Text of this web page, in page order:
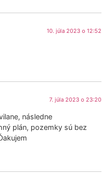
10. júla 2023 o 12:52
7. júla 2023 o 23:20
následne
plán, pozemky sú bez